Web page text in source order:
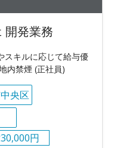
開発業務
スキルに応じて給与優
内禁煙 (正社員)
央区
円